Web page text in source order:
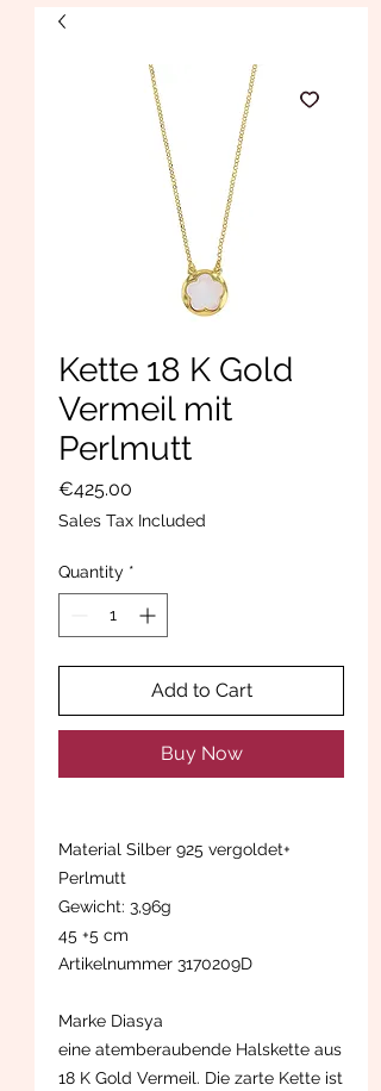
Kette 18 K Gold
Vermeil mit
Perlmutt
€425.00
Sales Tax Included
Quantity *
Add to Cart
Buy Now
Material Silber 925 vergoldet+
Perlmutt
Gewicht: 3,96g
45 +5 cm
Artikelnummer 3170209D
Marke Diasya
eine atemberaubende Halskette aus
18 K Gold Vermeil. Die zarte Kette ist